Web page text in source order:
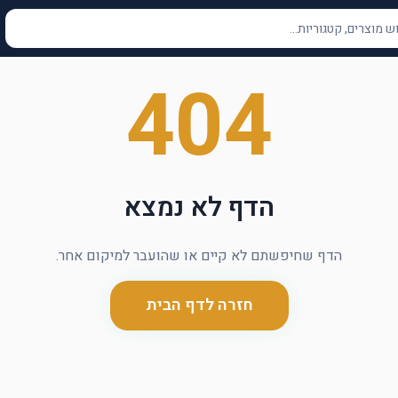
404
הדף לא נמצא
הדף שחיפשתם לא קיים או שהועבר למיקום אחר.
חזרה לדף הבית